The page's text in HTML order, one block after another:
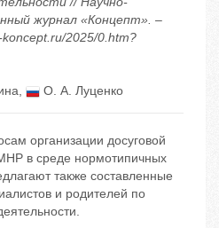
журнал «Концепт». –
2025/0.htm?
, О. А. Луценко
организации досуговой
в среде нормотипичных
также составленные
и родителей по